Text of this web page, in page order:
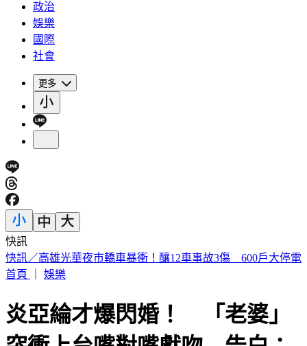
政治
娛樂
國際
社會
更多
快訊
預告基本工資要漲了！賴清德喊話企業：有獲利替「員工加
薪」
炎亞綸才爆閃婚！ 「老婆」